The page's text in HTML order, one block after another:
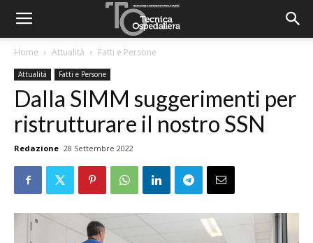
Home Attualità Fatti e Persone
Attualità Fatti e Persone
Dalla SIMM suggerimenti per
ristrutturare il nostro SSN
Redazione 28 Settembre 2022